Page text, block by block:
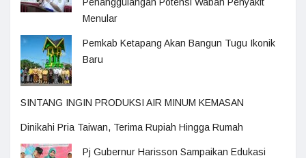
Menular
Pemkab Ketapang Akan Bangun Tugu Ikonik
Baru
SINTANG INGIN PRODUKSI AIR MINUM KEMASAN
Dinikahi Pria Taiwan, Terima Rupiah Hingga Rumah
Pj Gubernur Harisson Sampaikan Edukasi